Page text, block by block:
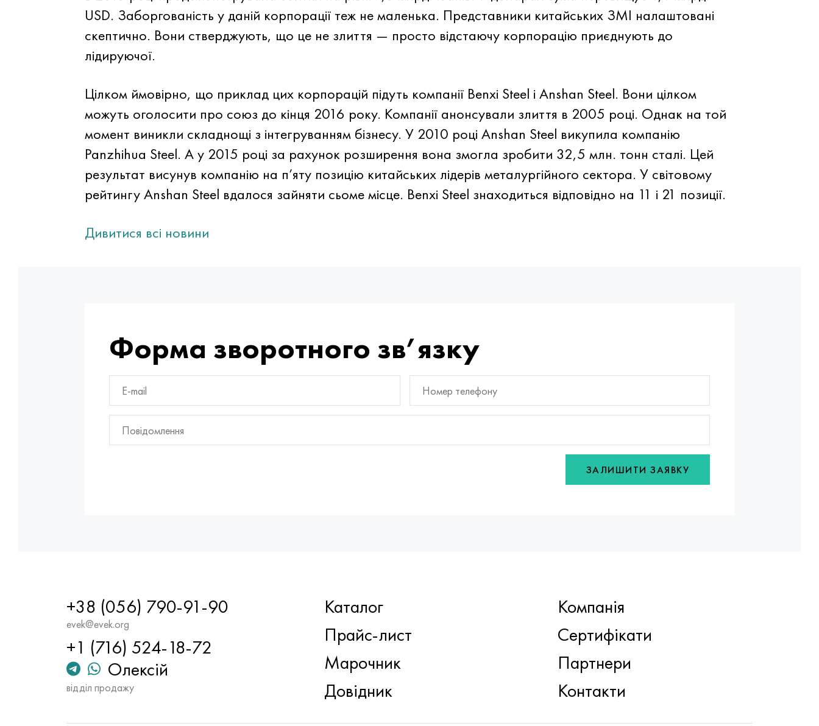
USD. Заборгованість у даній корпорації теж не маленька. Представники китайських ЗМІ налаштовані
скептично. Вони стверджують, що це не злиття — просто відстаючу корпорацію приєднують до
лідируючої.
Цілком ймовірно, що приклад цих корпорацій підуть компанії Benxi Steel і Anshan Steel. Вони цілком
можуть оголосити про союз до кінця 2016 року. Компанії анонсували злиття в 2005 році. Однак на той
момент виникли складнощі з інтегруванням бізнесу. У 2010 році Anshan Steel викупила компанію
Panzhihua Steel. А у 2015 році за рахунок розширення вона змогла зробити 32,5 млн. тонн сталі. Цей
результат висунув компанію на п’яту позицію китайських лідерів металургійного сектора. У світовому
рейтингу Anshan Steel вдалося зайняти сьоме місце. Benxi Steel знаходиться відповідно на 11 і 21 позиції.
Дивитися всі новини
Форма зворотного зв’язку
ЗАЛИШИТИ ЗАЯВКУ
+38 (056) 790-91-90
evek@evek.org
+1 (716) 524-18-72
Олексій
відділ продажу
Каталог
Прайс-лист
Марочник
Довідник
Компанія
Сертифікати
Партнери
Контакти